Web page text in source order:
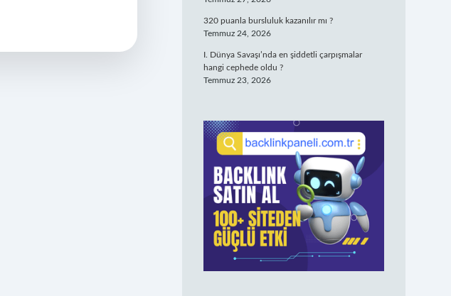
320 puanla bursluluk kazanılır mı ?
Temmuz 24, 2026
I. Dünya Savaşı’nda en şiddetli çarpışmalar
hangi cephede oldu ?
Temmuz 23, 2026